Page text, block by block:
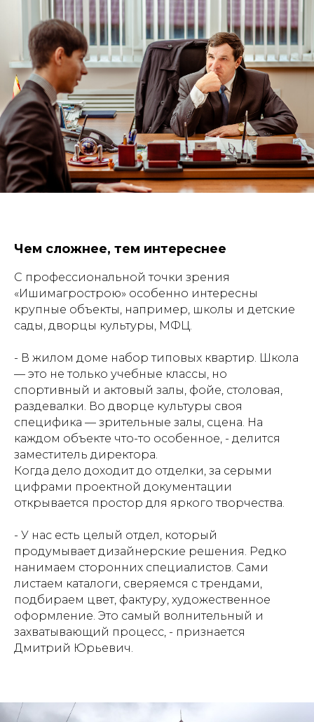
Чем сложнее, тем интереснее
С профессиональной точки зрения
«Ишимагрострою» особенно интересны
крупные объекты, например, школы и детские
сады, дворцы культуры, МФЦ.
- В жилом доме набор типовых квартир. Школа
— это не только учебные классы, но
спортивный и актовый залы, фойе, столовая,
раздевалки. Во дворце культуры своя
специфика — зрительные залы, сцена. На
каждом объекте что-то особенное, - делится
заместитель директора.
Когда дело доходит до отделки, за серыми
цифрами проектной документации
открывается простор для яркого творчества.
- У нас есть целый отдел, который
продумывает дизайнерские решения. Редко
нанимаем сторонних специалистов. Сами
листаем каталоги, сверяемся с трендами,
подбираем цвет, фактуру, художественное
оформление. Это самый волнительный и
захватывающий процесс, - признается
Дмитрий Юрьевич.